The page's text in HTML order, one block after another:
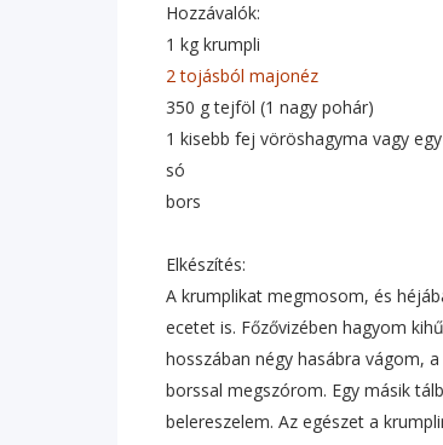
Hozzávalók:
1 kg krumpli
2 tojásból majonéz
350 g tejföl (1 nagy pohár)
1 kisebb fej vöröshagyma vagy
só
bors
Elkészítés:
A krumplikat megmosom, és
ecetet is. Főzővizében hagyom
hosszában négy hasábra vágom,
borssal megszórom. Egy másik
belereszelem. Az egészet a